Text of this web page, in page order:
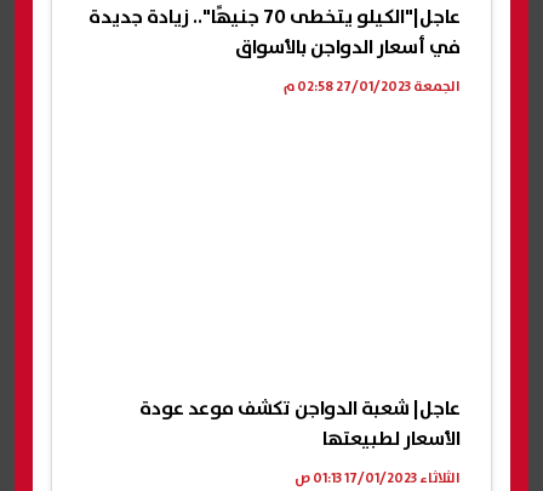
عاجل|"الكيلو يتخطى 70 جنيهًا".. زيادة جديدة
في أسعار الدواجن بالأسواق
الجمعة 27/01/2023 02:58 م
عاجل| شعبة الدواجن تكشف موعد عودة
الأسعار لطبيعتها
الثلاثاء 17/01/2023 01:13 ص